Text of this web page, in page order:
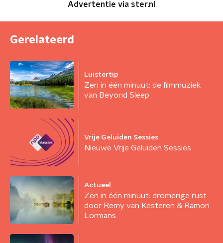
Advertentie via ster.nl
Gerelateerd
Luistertip
Zen in één minuut: de filmmuziek
van Beyond Sleep
Vrije Geluiden Sessies
Nieuwe Vrije Geluiden Sessies
Actueel
Zen in één minuut: dromerige rust
door Remy van Kesteren & Ramon
Lormans